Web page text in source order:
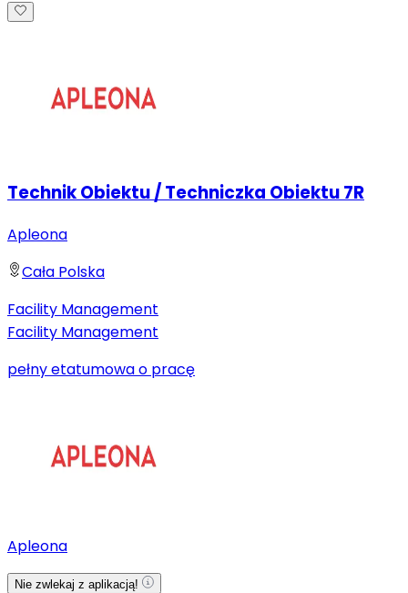
Technik Obiektu / Techniczka Obiektu 7R
Apleona
Cała Polska
Facility Management
Facility Management
pełny etatumowa o pracę
Apleona
Nie zwlekaj z aplikacją!